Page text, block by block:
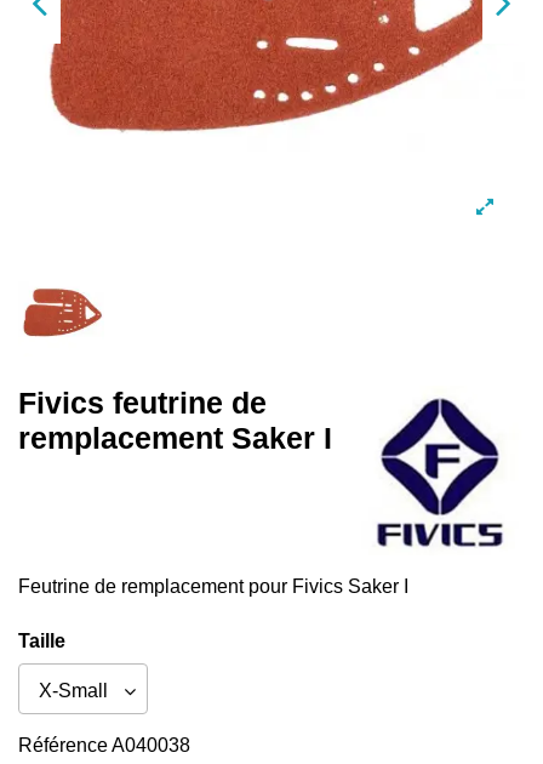
Fivics feutrine de
remplacement Saker I
Feutrine de remplacement pour Fivics Saker I
Taille
RéférenceA040038